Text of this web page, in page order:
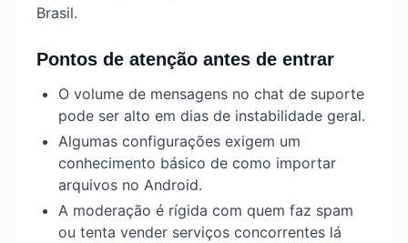
Brasil.
Pontos de atenção antes de entrar
O volume de mensagens no chat de suporte
pode ser alto em dias de instabilidade geral.
Algumas configurações exigem um
conhecimento básico de como importar
arquivos no Android.
A moderação é rígida com quem faz spam
ou tenta vender serviços concorrentes lá